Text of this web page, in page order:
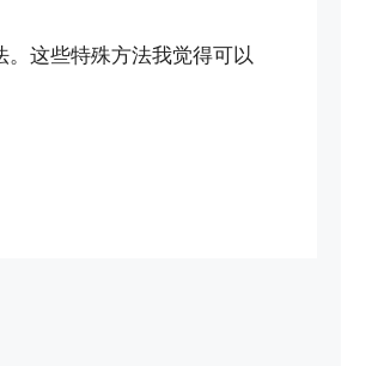
这些特殊方法我觉得可以